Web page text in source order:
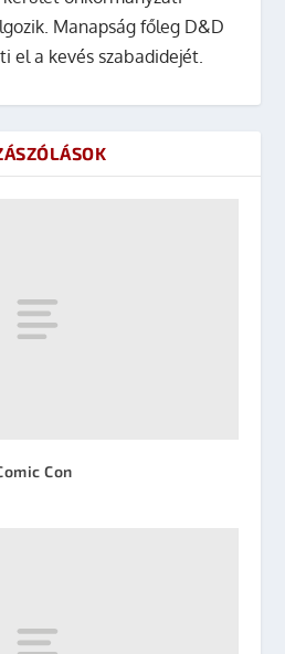
Manapság főleg D&D
el a kevés szabadidejét.
Con